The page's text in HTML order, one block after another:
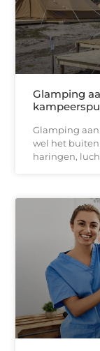
Glamping
Glamping
wel het
haringen,